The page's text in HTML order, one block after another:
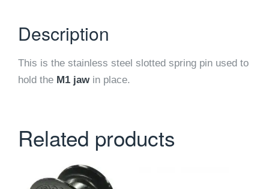
Description
This is the stainless steel slotted spring pin used to
hold the M1 jawin place.
Related products